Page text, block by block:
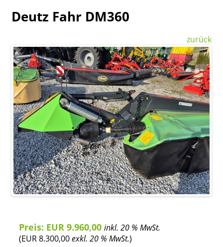
Deutz Fahr DM360
zurück
Preis: EUR 9.960,00 inkl. 20 % MwSt.
(EUR 8.300,00exkl. 20 % MwSt.)